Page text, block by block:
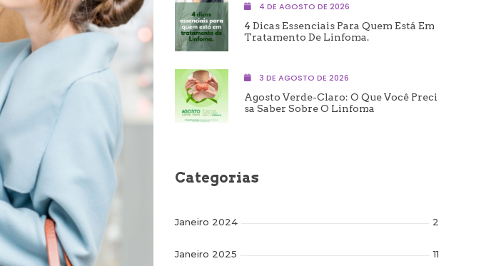
4 DE AGOSTO DE 2026
4 Dicas Essenciais Para Quem Está Em
Tratamento De Linfoma.
3 DE AGOSTO DE 2026
Agosto Verde-Claro: O Que Você Preci
Sa Saber Sobre O Linfoma
Categorias
Janeiro 2024 2
Janeiro 2025 11